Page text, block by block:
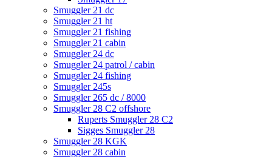
Smuggler 21 dc
Smuggler 21 ht
Smuggler 21 fishing
Smuggler 21 cabin
Smuggler 24 dc
Smuggler 24 patrol / cabin
Smuggler 24 fishing
Smuggler 245s
Smuggler 265 dc / 8000
Smuggler 28 C2 offshore
Ruperts Smuggler 28 C2
Sigges Smuggler 28
Smuggler 28 KGK
Smuggler 28 cabin